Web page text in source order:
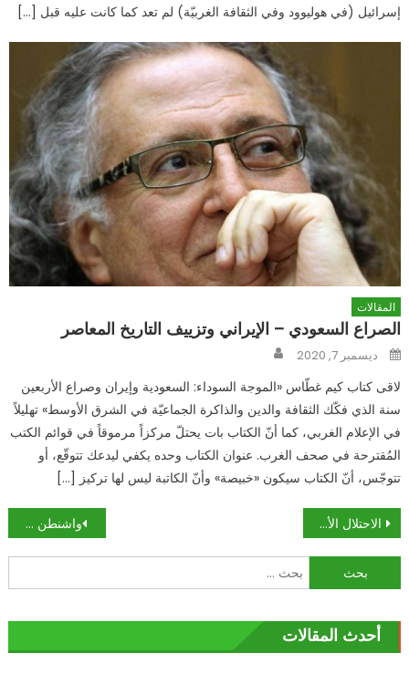
إسرائيل (في هوليوود وفي الثقافة الغربيّة) لم تعد كما كانت عليه قبل […]
المقالات
الصراع السعودي – الإيراني وتزييف التاريخ المعاصر
Posted
onديسمبر 7, 2020
لاقى كتاب كيم غطّاس «الموجة السوداء: السعودية وإيران وصراع الأربعين
سنة الذي فكّك الثقافة والدين والذاكرة الجماعيّة في الشرق الأوسط» تهليلاً
في الإعلام الغربي، كما أنّ الكتاب بات يحتلّ مركزاً مرموقاً في قوائم الكتب
المُقترحة في صحف الغرب. عنوان الكتاب وحده يكفي ليدعك تتوقّع، أو
تتوجّس، أنّ الكتاب سيكون «خبيصة» وأنّ الكاتبة ليس لها تركيز […]
تصفّح
المقالات
واشنطن والانسحاب من العراق: القرار الأصعب الاحتلال الأميركي بين نار المقاومة ودبلوماسيّة الكاظمي: من يذعن أوّلاً؟
البحث
عن:
أحدث المقالات